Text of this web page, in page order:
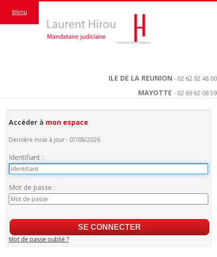
ILE DE LA REUNION - 02 62 92 48 00
MAYOTTE - 02 69 62 08 59
Menu
Accéder à mon espace
Dernière mise à jour : 07/08/2026
Identifiant :
Mot de passe :
Mot de passe oublié ?